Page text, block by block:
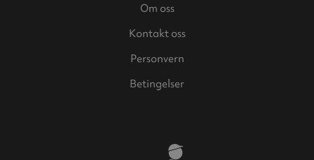
Om oss
Kontakt oss
Personvern
Betingelser